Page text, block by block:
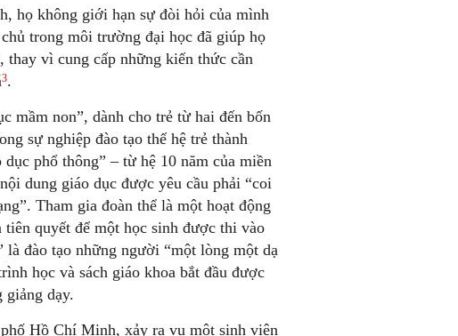
họ không giới hạn sự đòi hỏi của mình
trong môi trường đại học đã giúp họ
vì cung cấp những kiến thức cần
3.
mầm non”, dành cho trẻ từ hai đến bốn
sự nghiệp đào tạo thế hệ trẻ thành
phổ thông” – từ hệ 10 năm của miền
dung giáo dục được yêu cầu phải “coi
Tham gia đoàn thể là một hoạt động
quyết để một học sinh được thi vào
là đào tạo những người “một lòng một dạ
học và sách giáo khoa bắt đầu được
giảng dạy.
Hồ Chí Minh, xảy ra vụ một sinh viên